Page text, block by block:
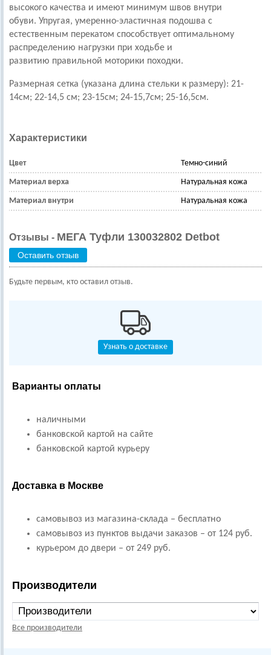
высокого качества и имеют минимум швов внутри
обуви. Упругая, умеренно-эластичная подошва с
естественным перекатом способствует оптимальному
распределению нагрузки при ходьбе и
развитию правильной моторики походки.
Размерная сетка (указана длина стельки к размеру): 21-
14см; 22-14,5 см; 23-15см; 24-15,7см; 25-16,5см.
Характеристики
Цвет Темно-синий
Материал верха Натуральная кожа
Материал внутри Натуральная кожа
Отзывы - МЕГА Туфли 130032802 Detbot
Оставить отзыв
Будьте первым, кто оставил отзыв.
Узнать о доставке
Варианты оплаты
наличными
банковской картой на сайте
банковской картой курьеру
Доставка в Москве
самовывоз из магазина-склада – бесплатно
самовывоз из пунктов выдачи заказов – от 124 руб.
курьером до двери – от 249 руб.
Производители
Все производители